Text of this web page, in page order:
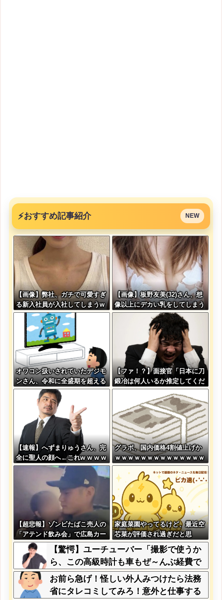
⚡おすすめ記事紹介 NEW
【画像】弊社、ガチで可愛すぎ
る新入社員が入社してしまうw
www
【画像】板野友美(32)さん、想
像以上にデカい乳をしてしまう
www
オワコン扱いされていたデジモ
ンさん、令和に全盛期を超える
利益を生み出していた
【ファ！？】面接官「日本に刀
鍛冶は何人いるか推定してくだ
さい」 俺「188人です」 面
接官「どういう風に考えました
か？」 俺「知ってました」→
この後『こう』なったんだがマ
ジで納得いかない！！！！！
【速報】へずまりゅうさん、完
全に聖人の顔へ←これw w w w
w w w w
グラボ、国内価格4割値上げか
ｗｗｗｗｗｗｗｗｗｗｗｗｗｗ
ｗｗ
【超悲報】ゾンビたばこ売人の
「アテンド飲み会」で広島カー
プ田村俊介がセクシー女優と寸
止めキスｗｗｗ
家庭菜園やってるけど、最近空
芯菜が評価され過ぎだと思
う！！！！！
【驚愕】ユーチューバー「撮影で使うか
ら、この高級時計も車もぜ～んぶ経費で
タダ！ｗ」←まさかコレ本気にしてる奴
なんておらんよな？よな？w w w w w w
お前ら急げ！怪しい外人みつけたら法務
省にタレコミしてみろ！意外と仕事する